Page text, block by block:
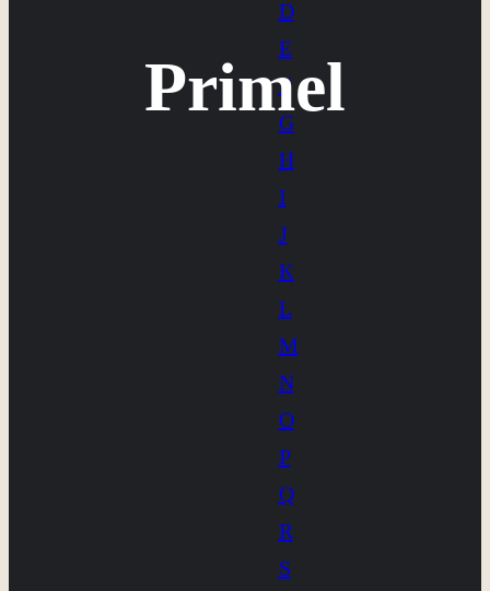
D
E
F
G
H
I
J
K
L
M
N
O
P
Q
R
S
Primel